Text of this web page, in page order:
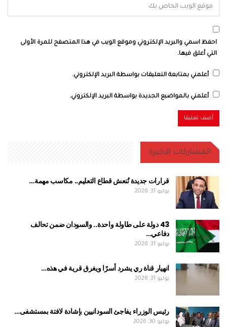
احفظ اسمي والبريد الإلكتروني وموقع الويب في هذا المتصفح للمرة الأولى
التي أعلق فيها.
أعلمني بمتابعة التعليقات بواسطة البريد الإلكتروني.
أعلمني بالمواضيع الجديدة بواسطة البريد الإلكتروني.
المشاركات الاخيرة
قرارات جديدة تُنعش قطاع التعليم.. مكاسب مهمة…
يوليو 31, 2026
43 دولة على طاولة واحدة.. والسودان ضمن تحالف
دفاعي…
يوليو 31, 2026
انهيار قناة ري يشرد أسرًا ويغرق قرية في هذه…
يوليو 31, 2026
رئيس الوزراء يفاجئ السودانيين بإشادة لافتة بمستشفى…
يوليو 30, 2026